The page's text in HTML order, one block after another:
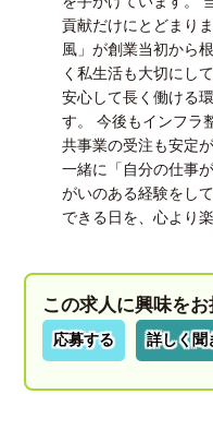
貢献だけにとどまり
風」が創業当初から
く私生活も大切にし
安心して長く働ける
す。 今後もインフラ
共事業の受注も安定
一緒に「自分の仕事
がいのある経験をし
できる日を、心より
この求人に興味を
応募する 詳しく聞